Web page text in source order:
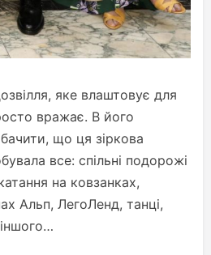
яке влаштовує для
вражає. В його
що ця зіркова
все: спільні подорожі
на ковзанках,
Альп, ЛегоЛенд, танці,